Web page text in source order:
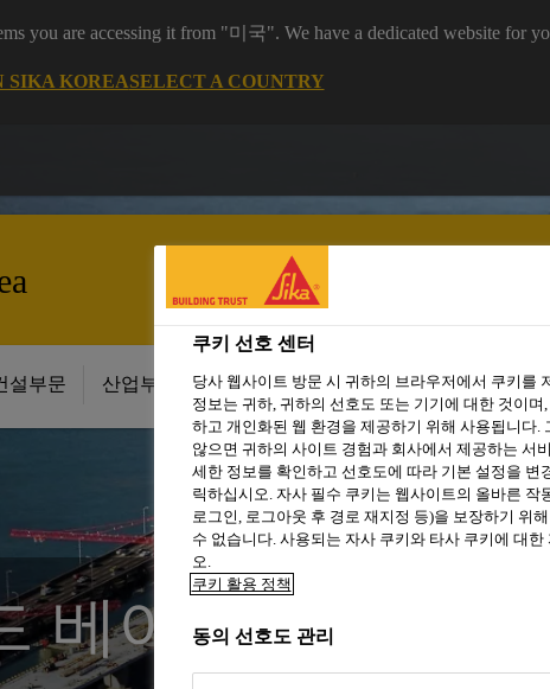
you are accessing it from "미국". We have a dedicated website for
SIKA KOREASELECT A COUNTRY
설부문 산업부문 주거용 건축 씨카 프로젝트 자료
베이 다리
쿠키 선호 센터
당사 웹사이트 방문 시 귀하의 브라우저에서 쿠키를
정보는 귀하, 귀하의 선호도 또는 기기에 대한 것이
하고 개인화된 웹 환경을 제공하기 위해 사용됩니다.
않으면 귀하의 사이트 경험과 회사에서 제공하는 서
세한 정보를 확인하고 선호도에 따라 기본 설정을 변
릭하십시오. 자사 필수 쿠키는 웹사이트의 올바른 작
로그인, 로그아웃 후 경로 재지정 등)을 보장하기 위
수 없습니다. 사용되는 자사 쿠키와 타사 쿠키에 대
오.
쿠키 활용 정책
동의 선호도 관리